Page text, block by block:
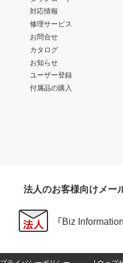
対応情報
修理サービス
お問合せ
カタログ
お知らせ
ユーザー登録
付属品の購入
法人のお客様向けメー
「Biz